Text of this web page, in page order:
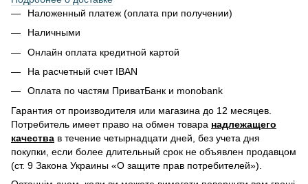
Наложенный платеж (оплата при получении)
Наличными
Онлайн оплата кредитной картой
На расчетный счет IBAN
Оплата по частям ПриватБанк и monobank
Гарантия от производителя или магазина до 12 месяцев.
Потребитель имеет право на обмен товара надлежащего
качества в течение четырнадцати дней, без учета дня
покупки, если более длительный срок не объявлен продавцом
(ст. 9 Закона Украины «О защите прав потребителей»).